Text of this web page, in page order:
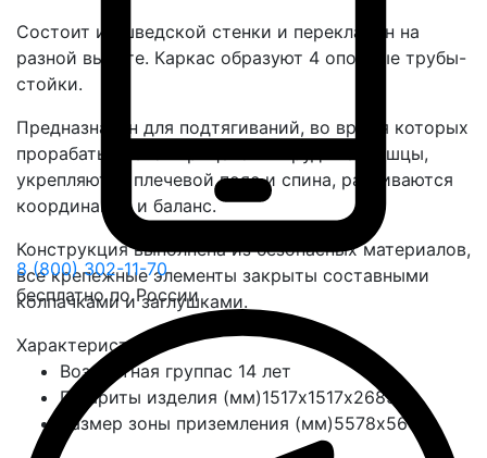
8 (800) 302-11-70
бесплатно по России
Состоит из шведской стенки и перекладин на
разной высоте. Каркас образуют 4 опорные трубы-
стойки.
Предназначен для подтягиваний, во время которых
прорабатываются трицепсы и грудные мышцы,
укрепляются плечевой пояс и спина, развиваются
координация и баланс.
Конструкция выполнена из безопасных материалов,
все крепежные элементы закрыты составными
колпачками и заглушками.
Характеристики
Возрастная группас 14 лет
Габариты изделия (мм)1517х1517х2685
Размер зоны приземления (мм)5578х5665